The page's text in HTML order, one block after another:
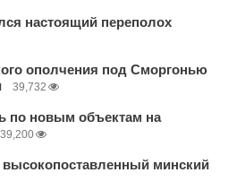
настоящий переполох
ополчения под Сморгонью
39,732
по новым объектам на
39,200
высокопоставленный минский